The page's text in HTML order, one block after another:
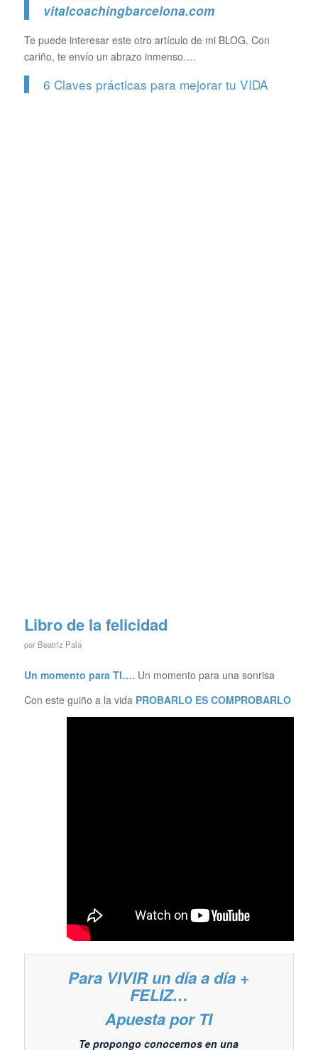
vitalcoachingbarcelona.com
Te puede interesar este otro artículo de mi BLOG. Con
cariño, te envío un abrazo inmenso….
6 Claves prácticas para mejorar tu VIDA
Libro de la felicidad
por Beatriz Palá
Un momento para TI…. Un momento para una sonrisa
Con este guiño a la vida PROBARLO ES COMPROBARLO
Para VIVIR un día a día +
FELIZ…
Apuesta por TI
Te propongo conocernos en una